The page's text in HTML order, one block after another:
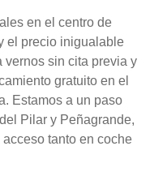
en el centro de
el precio inigualable
vernos sin cita previa y
gratuito en el
Estamos a un paso
Pilar y Peñagrande,
tanto en coche